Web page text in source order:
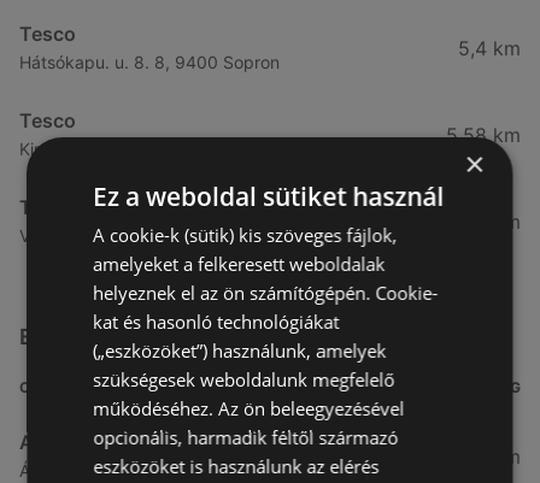
Tesco
Hátsókapu. u. 8. 8, 9400 Sopron
5,4 km
Tesco
Király J. u. 3. 3, 9400 Sopron
5,58 km
Tesco
Végfordulat u. 9. 9, 9400 Sopron
5,84 km
Egyéb Szupermarketek üzletek a közelben
CÍM TÁVOLSÁG
Aldi
Ágfalvi út 4/A., 9400 Sopron
3,26 km
×
Ez a weboldal sütiket használ
A cookie-k (sütik) kis szöveges fájlok,
amelyeket a felkeresett weboldalak
helyeznek el az ön számítógépén. Cookie-
kat és hasonló technológiákat
(„eszközöket”) használunk, amelyek
szükségesek weboldalunk megfelelő
működéséhez. Az ön beleegyezésével
opcionális, harmadik féltől származó
eszközöket is használunk az elérés